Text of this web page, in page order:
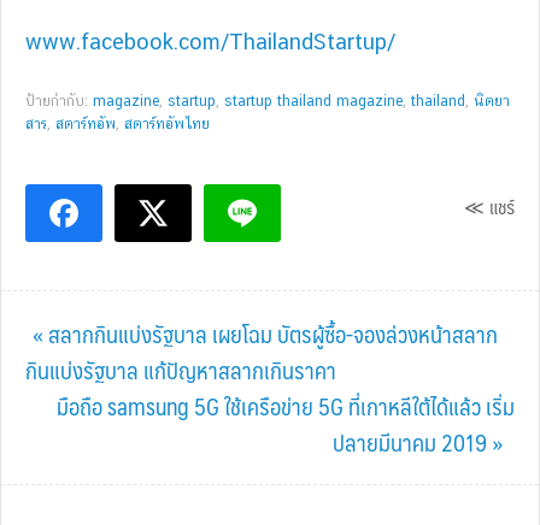
www.facebook.com/ThailandStartup/
ป้ายกำกับ: magazine, startup, startup thailand magazine,thailand , นิตยา
สาร, สตาร์ทอัพ, สตาร์ทอัพไทย
≪ แชร์
Previous
Post:
« สลากกินแบ่งรัฐบาล เผยโฉม บัตรผู้ซื้อ-จองล่วงหน้าสลาก
กินแบ่งรัฐบาล แก้ปัญหาสลากเกินราคา
Next
มือถือ samsung 5G ใช้เครือข่าย 5G ที่เกาหลีใต้ได้แล้ว เริ่ม
ปลายมีนาคม 2019 »